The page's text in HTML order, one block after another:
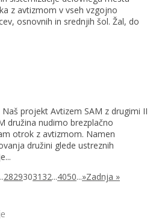
z avtizmom v vseh vzgojno
osnovnih in srednjih šol. Žal, do
projekt Avtizem SAM z drugimi II
družina nudimo brezplačno
otrok z avtizmom. Namen
družini glede ustreznih
28293031 32...4050...»Zadnja »